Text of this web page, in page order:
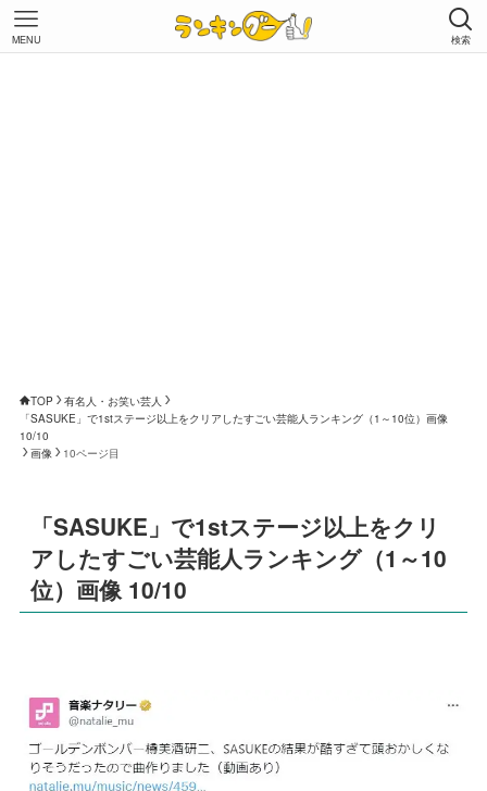
検索
MENU
TOP
有名人・お笑い芸人
「SASUKE」で1stステージ以上をクリアしたすごい芸能人ランキング（1～10位）画像
10/10
画像
10ページ目
「SASUKE」で1stステージ以上をクリ
アしたすごい芸能人ランキング（1～10
位）画像 10/10